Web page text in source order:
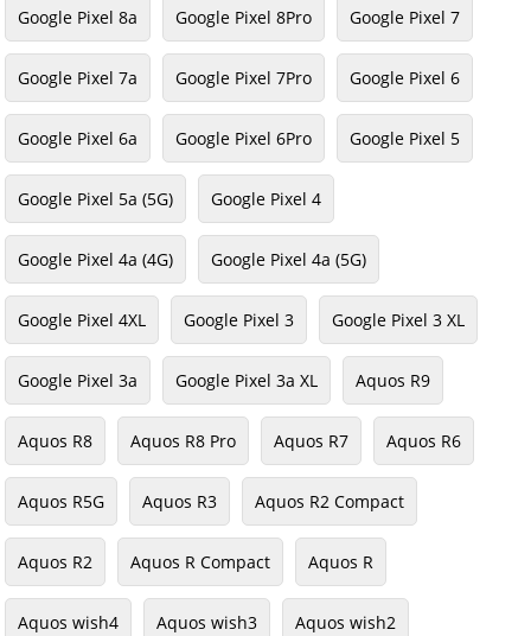
Google Pixel 8a Google Pixel 8Pro Google Pixel 7
Google Pixel 7a Google Pixel 7Pro Google Pixel 6
Google Pixel 6a Google Pixel 6Pro Google Pixel 5
Google Pixel 5a (5G) Google Pixel 4
Google Pixel 4a (4G) Google Pixel 4a (5G)
Google Pixel 4XL Google Pixel 3 Google Pixel 3 XL
Google Pixel 3a Google Pixel 3a XL Aquos R9
Aquos R8 Aquos R8 Pro Aquos R7 Aquos R6
Aquos R5G Aquos R3 Aquos R2 Compact
Aquos R2 Aquos R Compact Aquos R
Aquos wish4 Aquos wish3 Aquos wish2